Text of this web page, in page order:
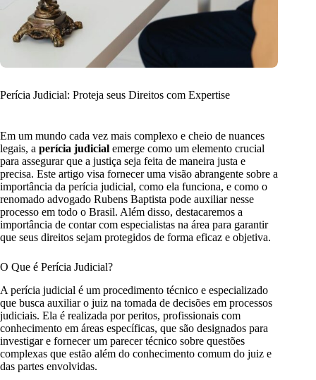
Perícia Judicial: Proteja seus Direitos com Expertise
Em um mundo cada vez mais complexo e cheio de nuances
legais, a perícia judicial emerge como um elemento crucial
para assegurar que a justiça seja feita de maneira justa e
precisa. Este artigo visa fornecer uma visão abrangente sobre a
importância da perícia judicial, como ela funciona, e como o
renomado advogado Rubens Baptista pode auxiliar nesse
processo em todo o Brasil. Além disso, destacaremos a
importância de contar com especialistas na área para garantir
que seus direitos sejam protegidos de forma eficaz e objetiva.
O Que é Perícia Judicial?
A perícia judicial é um procedimento técnico e especializado
que busca auxiliar o juiz na tomada de decisões em processos
judiciais. Ela é realizada por peritos, profissionais com
conhecimento em áreas específicas, que são designados para
investigar e fornecer um parecer técnico sobre questões
complexas que estão além do conhecimento comum do juiz e
das partes envolvidas.